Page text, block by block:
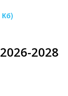
Кб)
2028